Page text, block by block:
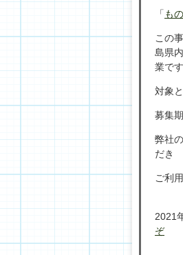
「も
この
島県
業です
対象
募集
弊社
だき
ご利
2021
ぞ